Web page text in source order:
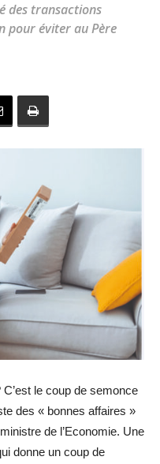
des transactions
pour éviter au Père
le coup de semonce
des « bonnes affaires »
de l’Economie. Une
donne un coup de